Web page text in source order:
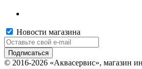
Новости магазина
© 2016-2026 «Аквасервис», магазин